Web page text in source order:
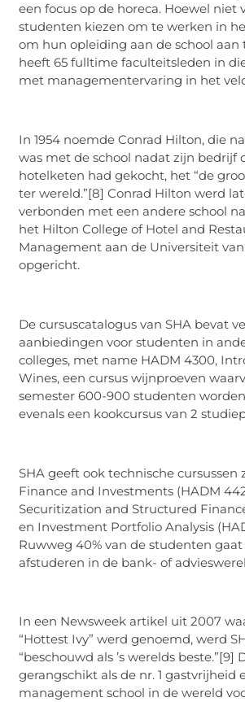
een focus op de horeca. Hoewel niet
studenten kiezen om te werken in
om hun opleiding aan de school aan
heeft 65 fulltime faculteitsleden in
met managementervaring in het
In 1954 noemde Conrad Hilton, die
was met de school nadat zijn bedrijf
hotelketen had gekocht, het “de
ter wereld.”[8] Conrad Hilton werd
verbonden met een andere school
het Hilton College of Hotel and
Management aan de Universiteit
opgericht.
De cursuscatalogus van SHA bevat
aanbiedingen voor studenten in
colleges, met name HADM 4300,
Wines, een cursus wijnproeven
semester 600-900 studenten
evenals een kookcursus van 2
SHA geeft ook technische cursussen
Finance and Investments (HADM
Securitization and Structured
en Investment Portfolio Analysis
Ruwweg 40% van de studenten
afstuderen in de bank- of
In een Newsweek artikel uit 2007
“Hottest Ivy” werd genoemd, werd
“beschouwd als ’s werelds beste.”[9]
gerangschikt als de nr. 1 gastvrijheid
management school in de wereld